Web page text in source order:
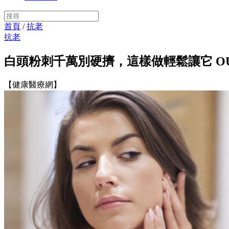
首頁 /抗老
抗老
白頭粉刺千萬別硬擠，這樣做輕鬆讓它
【健康醫療網】